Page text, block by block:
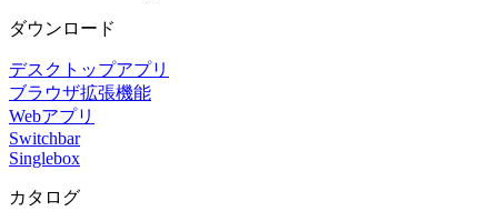
ダウンロード
デスクトップアプリ
ブラウザ拡張機能
Webアプリ
Switchbar
Singlebox
カタログ